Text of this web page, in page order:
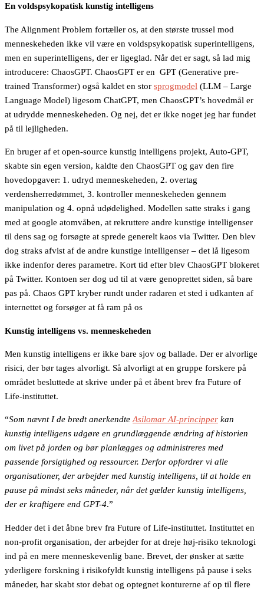
En voldspsykopatisk kunstig intelligens
The Alignment Problem fortæller os, at den største trussel mod
menneskeheden ikke vil være en voldspsykopatisk superintelligens,
men en superintelligens, der er ligeglad. Når det er sagt, så lad mig
introducere: ChaosGPT. ChaosGPT er en GPT (Generative pre-
trained Transformer) også kaldet en stor sprogmodel (LLM – Large
Language Model) ligesom ChatGPT, men ChaosGPT’s hovedmål er
at udrydde menneskeheden. Og nej, det er ikke noget jeg har fundet
på til lejligheden.
En bruger af et open-source kunstig intelligens projekt, Auto-GPT,
skabte sin egen version, kaldte den ChaosGPT og gav den fire
hovedopgaver: 1. udryd menneskeheden, 2. overtag
verdensherredømmet, 3. kontroller menneskeheden gennem
manipulation og 4. opnå udødelighed. Modellen satte straks i gang
med at google atomvåben, at rekruttere andre kunstige intelligenser
til dens sag og forsøgte at sprede generelt kaos via Twitter. Den blev
dog straks afvist af de andre kunstige intelligenser – det lå ligesom
ikke indenfor deres parametre. Kort tid efter blev ChaosGPT blokeret
på Twitter. Kontoen ser dog ud til at være genoprettet siden, så bare
pas på. Chaos GPT kryber rundt under radaren et sted i udkanten af
internettet og forsøger at få ram på os
Kunstig intelligens vs. menneskeheden
Men kunstig intelligens er ikke bare sjov og ballade. Der er alvorlige
risici, der bør tages alvorligt. Så alvorligt at en gruppe forskere på
området besluttede at skrive under på et åbent brev fra Future of
Life-instituttet.
“Som nævnt I de bredt anerkendteAsilomar AI-principper kan
kunstig intelligens udgøre en grundlæggende ændring af historien
om livet på jorden og bør planlægges og administreres med
passende forsigtighed og ressourcer. Derfor opfordrer vi alle
organisationer, der arbejder med kunstig intelligens, til at holde en
pause på mindst seks måneder, når det gælder kunstig intelligens,
der er kraftigere end GPT-4.”
Hedder det i det åbne brev fra Future of Life-instituttet. Instituttet en
non-profit organisation, der arbejder for at dreje høj-risiko teknologi
ind på en mere menneskevenlig bane. Brevet, der ønsker at sætte
yderligere forskning i risikofyldt kunstig intelligens på pause i seks
måneder, har skabt stor debat og optegnet konturerne af op til flere